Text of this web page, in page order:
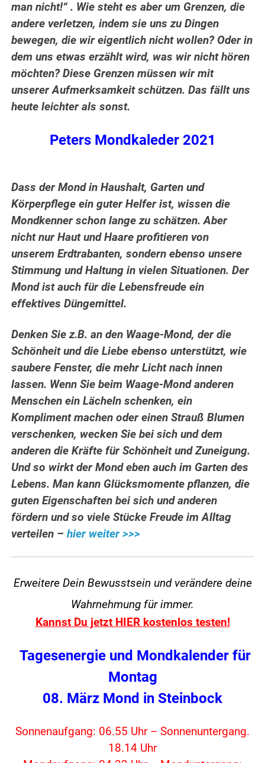
man nicht!“ . Wie steht es aber um Grenzen, die
andere verletzen, indem sie uns zu Dingen
bewegen, die wir eigentlich nicht wollen? Oder in
dem uns etwas erzählt wird, was wir nicht hören
möchten? Diese Grenzen müssen wir mit
unserer Aufmerksamkeit schützen. Das fällt uns
heute leichter als sonst.
Peters Mondkaleder 2021
Dass der Mond in Haushalt, Garten und
Körperpflege ein guter Helfer ist, wissen die
Mondkenner schon lange zu schätzen. Aber
nicht nur Haut und Haare profitieren von
unserem Erdtrabanten, sondern ebenso unsere
Stimmung und Haltung in vielen Situationen. Der
Mond ist auch für die Lebensfreude ein
effektives Düngemittel.
Denken Sie z.B. an den Waage-Mond, der die
Schönheit und die Liebe ebenso unterstützt, wie
saubere Fenster, die mehr Licht nach innen
lassen. Wenn Sie beim Waage-Mond anderen
Menschen ein Lächeln schenken, ein
Kompliment machen oder einen Strauß Blumen
verschenken, wecken Sie bei sich und dem
anderen die Kräfte für Schönheit und Zuneigung.
Und so wirkt der Mond eben auch im Garten des
Lebens. Man kann Glücksmomente pflanzen, die
guten Eigenschaften bei sich und anderen
fördern und so viele Stücke Freude im Alltag
verteilen –hier weiter >>>
Erweitere Dein Bewusstsein und verändere deine
Wahrnehmung für immer.
Kannst Du jetzt HIER kostenlos testen!
Tagesenergie und Mondkalender für
Montag
08. März Mond in Steinbock
Sonnenaufgang: 06.55 Uhr – Sonnenuntergang.
18.14 Uhr